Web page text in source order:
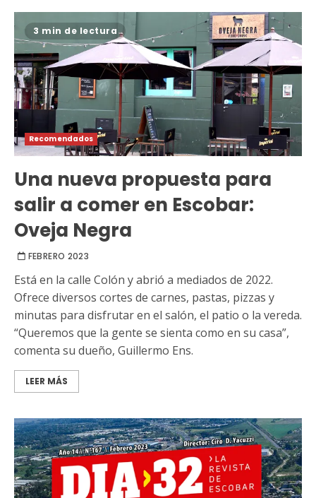
3 min de lectura
Recomendados
Una nueva propuesta para
salir a comer en Escobar:
Oveja Negra
FEBRERO 2023
Está en la calle Colón y abrió a mediados de 2022.
Ofrece diversos cortes de carnes, pastas, pizzas y
minutas para disfrutar en el salón, el patio o la vereda.
“Queremos que la gente se sienta como en su casa”,
comenta su dueño, Guillermo Ens.
LEER MÁS